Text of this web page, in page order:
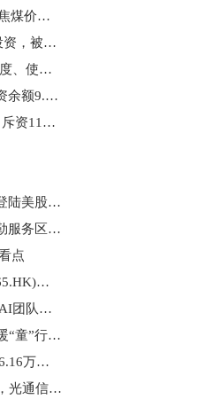
PriceSeek重点提醒：6月8日鹤壁市场炼焦煤价格大幅上涨|简讯
罗欣药业（002793.SZ）新增一起对外投资，被投资公司为山东罗欣药业集团股份有限公司_焦点短讯
医保个账跨省共济经办规程发布 明确额度、使用、结算等信息_快报
道通科技：融资净偿还1156.4万元，融资余额9.95亿元-每日关注
今日热闻!蓝月亮集团(06993.HK)6月5日斥资110.1万港元回购35.6万股
资讯：美股异动 | INNIO N.V(INIO.US)登陆美股市场 开盘涨超26%
“可食、可宿、可购、可休”，内蒙古车勒服务区把“流量”变“留量”
点
光伏玻璃股集体走低，福莱特玻璃(06865.HK)跌4.97%，报7.84港元
武汉观察丨看好新区汉桨OPC社区 芬兰AI团队也想入驻
时讯：【人文医院建设】别样六一，温暖“童”行——石岛人民医院儿科为住院小朋友送上专属快乐！
今日精选:叮当健康(09886)6月2日斥资26.16万港元回购31.45万股
6月2日中京电子涨停：光电共封装CPO，光通信，PCB板概念热股_焦点要闻